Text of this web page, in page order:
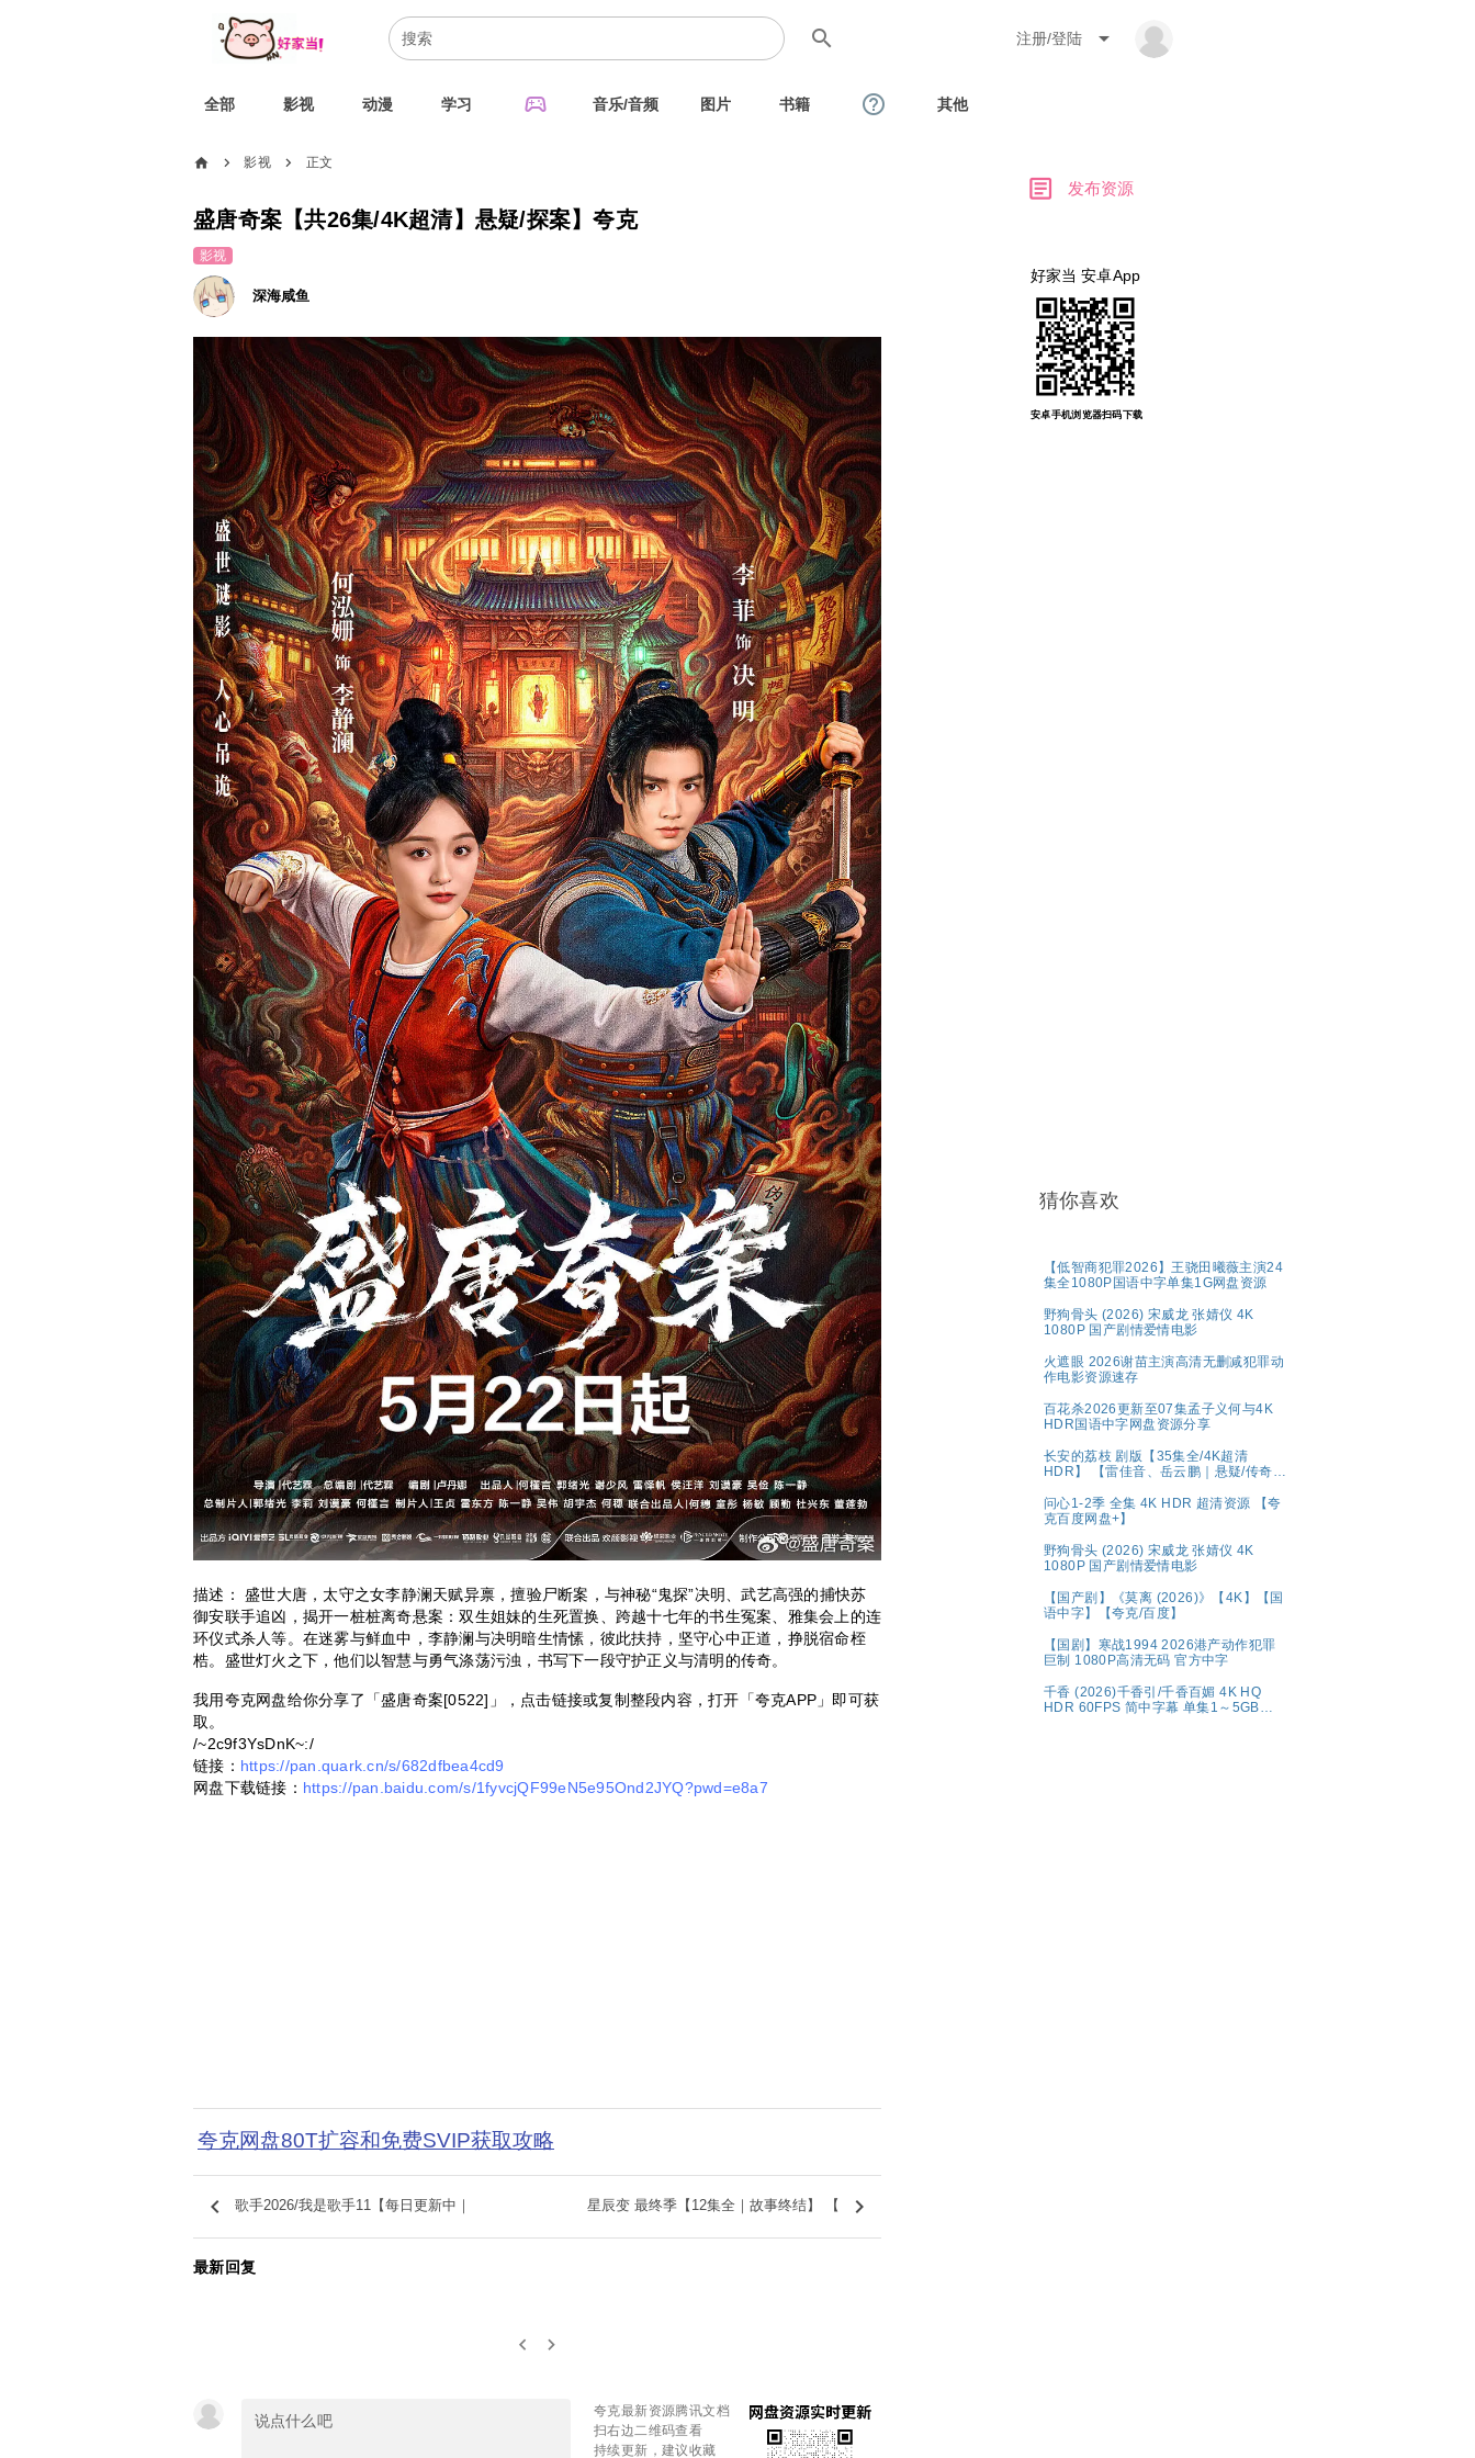
search 注册/登陆 arrow_drop_down
全部 影视 动漫 学习 sports_esports 音乐/音频 图片 书籍 help_outline 其他
home chevron_right 影视 chevron_right 正文
盛唐奇案【共26集/4K超清】悬疑/探案】夸克
影视
深海咸鱼
描述： 盛世大唐，太守之女李静澜天赋异禀，擅验尸断案，与神秘“鬼探”决明、武艺高强的捕快苏
御安联手追凶，揭开一桩桩离奇悬案：双生姐妹的生死置换、跨越十七年的书生冤案、雅集会上的连
环仪式杀人等。在迷雾与鲜血中，李静澜与决明暗生情愫，彼此扶持，坚守心中正道，挣脱宿命桎
梏。盛世灯火之下，他们以智慧与勇气涤荡污浊，书写下一段守护正义与清明的传奇。
我用夸克网盘给你分享了「盛唐奇案[0522]」，点击链接或复制整段内容，打开「夸克APP」即可获
取。
/~2c9f3YsDnK~:/
链接： https://pan.quark.cn/s/682dfbea4cd9
网盘下载链接： https://pan.baidu.com/s/1fyvcjQF99eN5e95Ond2JYQ?pwd=e8a7
夸克网盘80T扩容和免费SVIP获取攻略
keyboard_arrow_left 歌手2026/我是歌手11【每日更新中｜ 星辰变 最终季【12集全｜故事终结】 【 keyboard_arrow_right
最新回复
keyboard_arrow_left keyboard_arrow_right
夸克最新资源腾讯文档
扫右边二维码查看
持续更新，建议收藏
article 发布资源
好家当 安卓App
安卓手机浏览器扫码下载
猜你喜欢
【低智商犯罪2026】王骁田曦薇主演24
集全1080P国语中字单集1G网盘资源
野狗骨头 (2026) 宋威龙 张婧仪 4K
1080P 国产剧情爱情电影
火遮眼 2026谢苗主演高清无删减犯罪动
作电影资源速存
百花杀2026更新至07集孟子义何与4K
HDR国语中字网盘资源分享
长安的荔枝 剧版【35集全/4K超清
HDR】 【雷佳音、岳云鹏｜悬疑/传奇】
问心1-2季 全集 4K HDR 超清资源 【夸
克百度网盘+】
野狗骨头 (2026) 宋威龙 张婧仪 4K
1080P 国产剧情爱情电影
【国产剧】《莫离 (2026)》【4K】【国
语中字】【夸克/百度】
【国剧】寒战1994 2026港产动作犯罪
巨制 1080P高清无码 官方中字
千香 (2026)千香引/千香百媚 4K HQ
HDR 60FPS 简中字幕 单集1～5GB】